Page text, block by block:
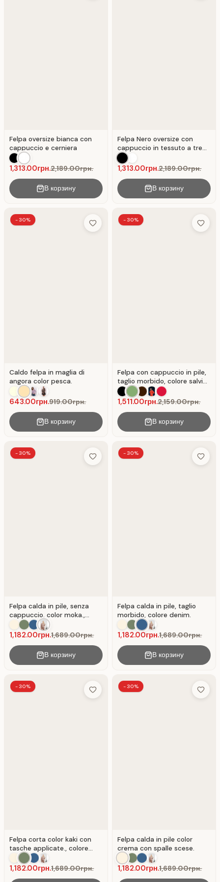
Felpa oversize bianca con
cappuccio e cerniera
1,313.00грн.2,189.00грн.
В корзину
Felpa Nero oversize con
cappuccio in tessuto a tre
fili felpato.
1,313.00грн.2,189.00грн.
В корзину
-30%
Add to Wish List
Caldo felpa in maglia di
angora color pesca.
643.00грн.919.00грн.
В корзину
-30%
Add to
Felpa con cappuccio in pile,
taglio morbido, colore salvia.,
colore Saggio
1,511.00грн.2,159.00грн.
В корзину
-30%
Add to Wish List
Felpa calda in pile, senza
cappuccio, color moka.,
colore Mocha
1,182.00грн.1,689.00грн.
В корзину
-30%
Add to
Felpa calda in pile, taglio
morbido, colore denim.
1,182.00грн.1,689.00грн.
В корзину
-30%
Add to Wish List
Felpa corta color kaki con
tasche applicate., colore
Cachi
1,182.00грн.1,689.00грн.
-30%
Add to
Felpa calda in pile color
crema con spalle scese.
1,182.00грн.1,689.00грн.